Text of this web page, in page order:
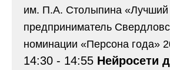
им. П.А. Столыпина «Лучший
предприниматель
номинации «Персона года»
14:30 - 14:55 Нейросети